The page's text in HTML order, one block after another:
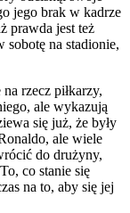
jego brak w kadrze
prawda jest też
na stadionie,
rzecz piłkarzy,
ale wykazują
się już, że były
ale wiele
do drużyny,
co stanie się
na to, aby się jej